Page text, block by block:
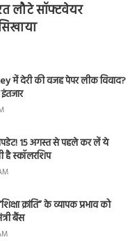
लौटे सॉफ्टवेयर
में देरी की वजह पेपर लीक विवाद?
15 अगस्त से पहले कर लें ये
है स्कॉलरशिप
क्रांति” के व्यापक प्रभाव को
बैंस